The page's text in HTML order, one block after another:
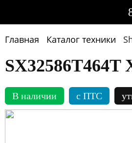
Главная Каталог техники
SX32586T464T
В наличии c ПТС